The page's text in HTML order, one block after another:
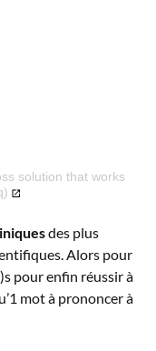
solution that works
des plus
Alors pour
pour enfin réussir à
mot à prononcer à